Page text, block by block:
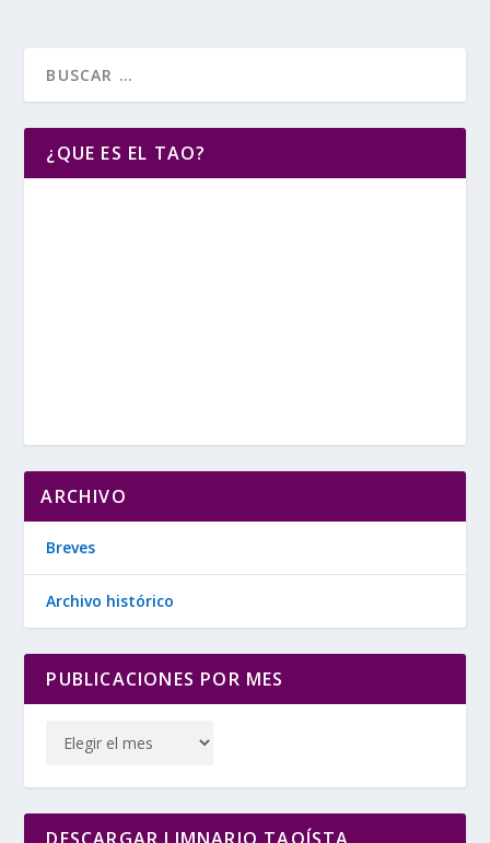
¿QUE ES EL TAO?
ARCHIVO
Breves
Archivo histórico
PUBLICACIONES POR MES